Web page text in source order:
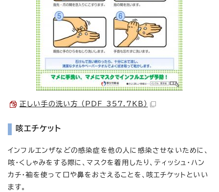
正しい手の洗い方 （PDF 357.7KB）
咳エチケット
インフルエンザなどの感染症を他の人に感染させないために、
咳・くしゃみをする際に、マスクを着用したり、ティッシュ・ハン
カチ・袖を使って口や鼻をおさえることを、咳エチケットといい
ます。